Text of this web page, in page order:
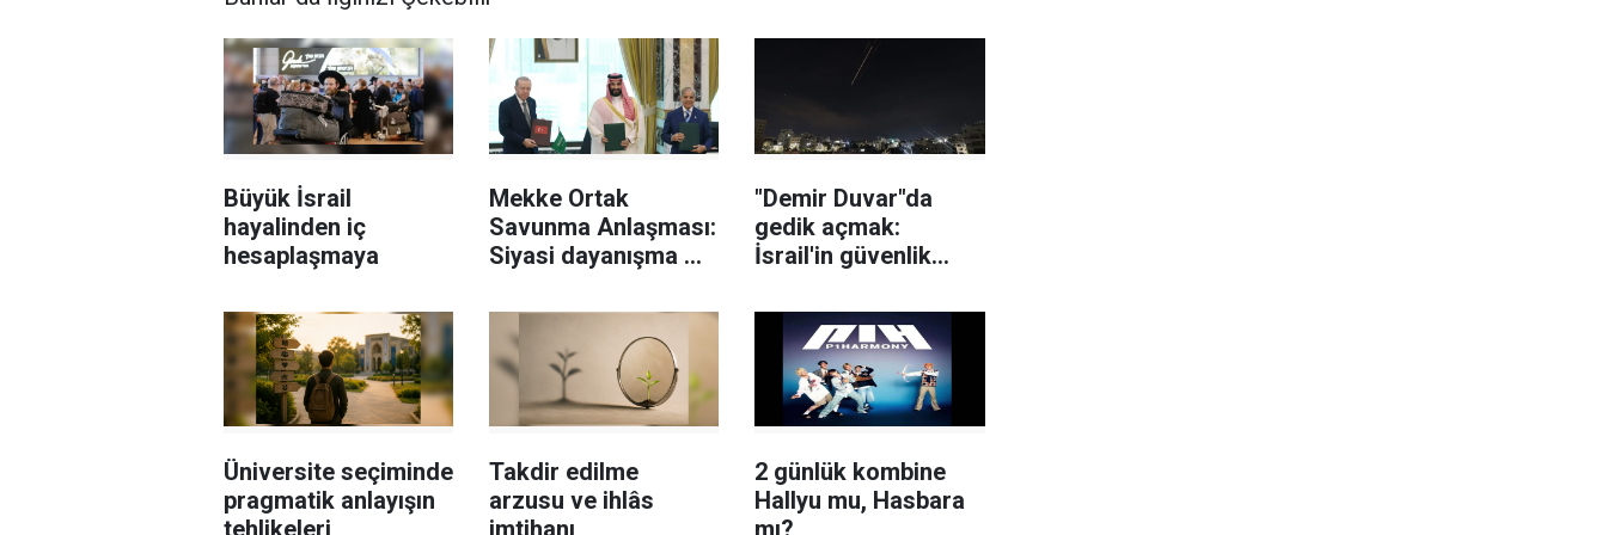
Büyük İsrail
hayalinden iç
hesaplaşmaya
Mekke Ortak
Savunma Anlaşması:
Siyasi dayanışma mı,
"Demir Duvar"da
gedik açmak:
İsrail'in güvenlik
sarsıldı?
Üniversite seçiminde
pragmatik anlayışın
tehlikeleri
Takdir edilme
arzusu ve ihlâs
imtihanı
2 günlük kombine
Hallyu mu, Hasbara
mı?